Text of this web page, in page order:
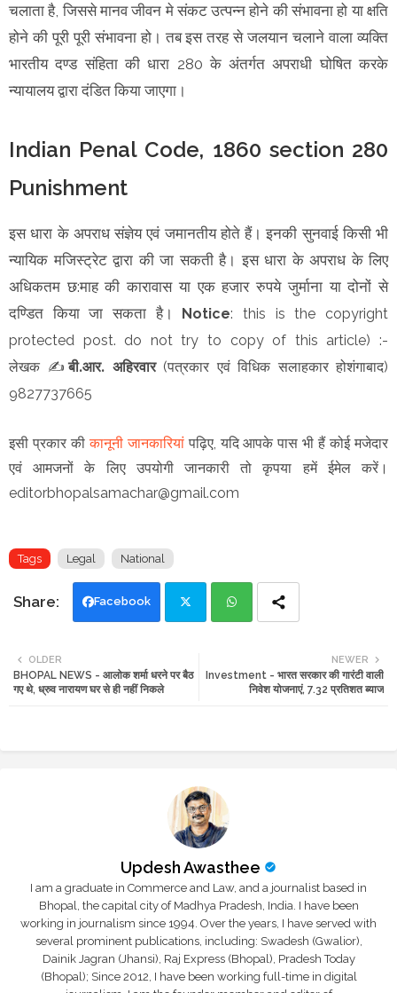
चलाता है, जिससे मानव जीवन मे संकट उत्पन्न होने की संभावना हो या क्षति
होने की पूरी पूरी संभावना हो। तब इस तरह से जलयान चलाने वाला व्यक्ति
भारतीय दण्ड संहिता की धारा 280 के अंतर्गत अपराधी घोषित करके
न्यायालय द्वारा दंडित किया जाएगा।
Indian Penal Code, 1860 section 280
Punishment
इस धारा के अपराध संज्ञेय एवं जमानतीय होते हैं। इनकी सुनवाई किसी भी
न्यायिक मजिस्ट्रेट द्वारा की जा सकती है। इस धारा के अपराध के लिए
अधिकतम छ:माह की कारावास या एक हजार रुपये जुर्माना या दोनों से
दण्डित किया जा सकता है। Notice: this is the copyright
protected post. do not try to copy of this article) :-
लेखक ✍️बी.आर. अहिरवार (पत्रकार एवं विधिक सलाहकार होशंगाबाद)
9827737665
इसी प्रकार कीकानूनी जानकारियांपढ़िए, यदि आपके पास भी हैं कोई मजेदार
एवं आमजनों के लिए उपयोगी जानकारी तो कृपया हमें ईमेल करें।
editorbhopalsamachar@gmail.com
Tags Legal National
Facebook
tte ats
NEWER
Investment - भारत सरकार की गारंटी वाली
निवेश योजनाएं, 7.32 प्रतिशत ब्याज
OLDER
BHOPAL NEWS - आलोक शर्मा धरने पर बैठ
गए थे, ध्रुव नारायण घर से ही नहीं निकले
Updesh Awasthee
I am a graduate in Commerce and Law, and a journalist based in
Bhopal, the capital city of Madhya Pradesh, India. I have been
working in journalism since 1994. Over the years, I have served with
several prominent publications, including: Swadesh (Gwalior),
Dainik Jagran (Jhansi), Raj Express (Bhopal), Pradesh Today
(Bhopal); Since 2012, I have been working full-time in digital